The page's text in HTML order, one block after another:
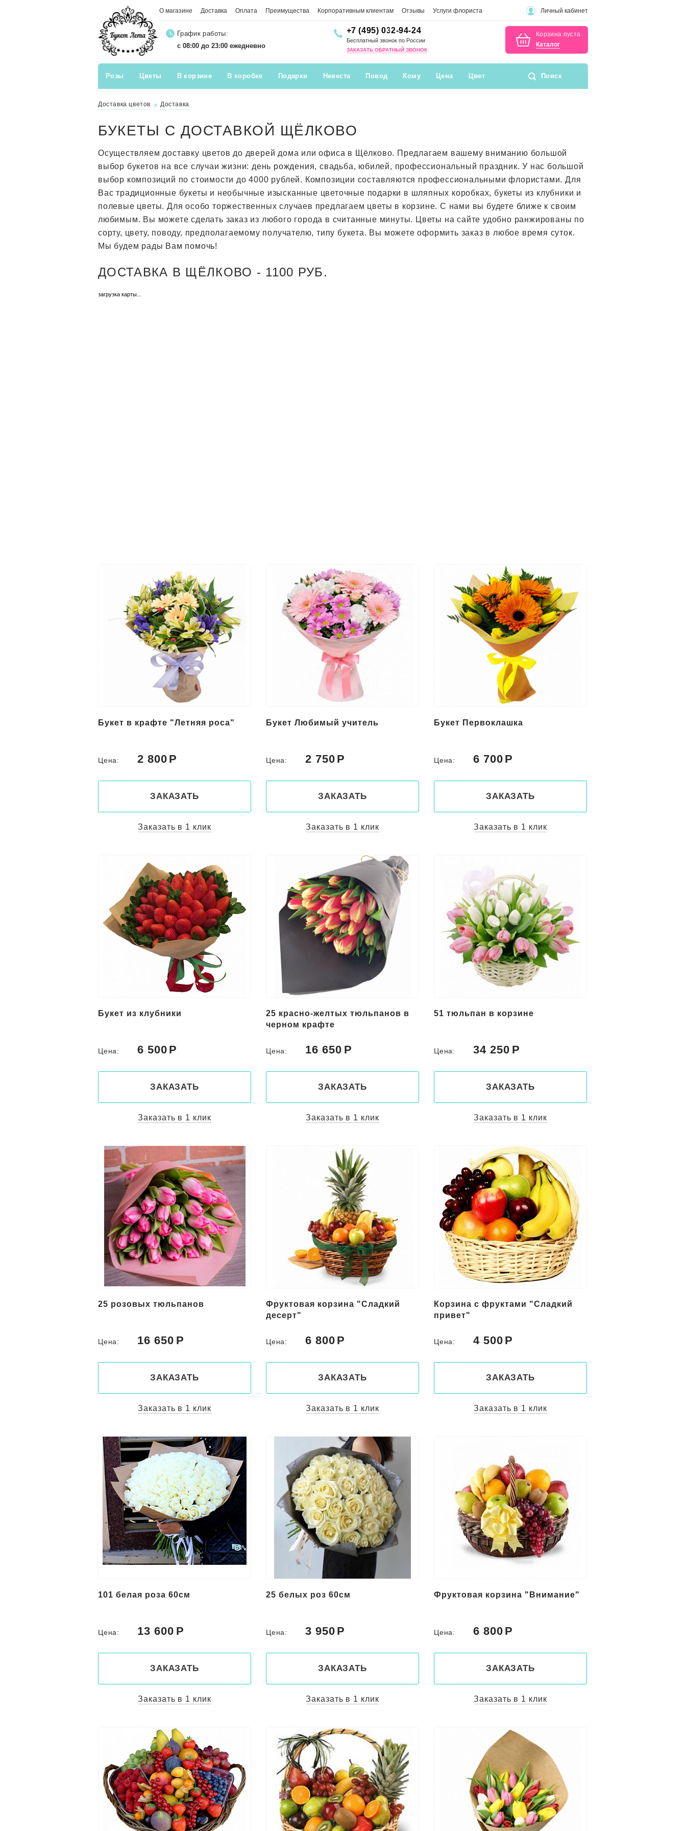
О магазине Доставка Оплата Преимущества Корпоративным клиентам Отзывы Услуги флориста Личный кабинет
График работы:
с 08:00 до 23:00 ежедневно
+7 (495) 032-94-24
Бесплатный звонок по России
ЗАКАЗАТЬ ОБРАТНЫЙ ЗВОНОК
Корзина пуста
Каталог
Розы Цветы В корзине В коробке Подарки Невеста Повод Кому Цена Цвет Поиск
Доставка цветов Доставка
БУКЕТЫ С ДОСТАВКОЙ ЩЁЛКОВО
Осуществляем доставку цветов до дверей дома или офиса в Щёлково. Предлагаем вашему вниманию большой
выбор букетов на все случаи жизни: день рождения, свадьба, юбилей, профессиональный праздник. У нас большой
выбор композиций по стоимости до 4000 рублей. Композиции составляются профессиональными флористами. Для
Вас традиционные букеты и необычные изысканные цветочные подарки в шляпных коробках, букеты из клубники и
полевые цветы. Для особо торжественных случаев предлагаем цветы в корзине. С нами вы будете ближе к своим
любимым. Вы можете сделать заказ из любого города в считанные минуты. Цветы на сайте удобно ранжированы по
сорту, цвету, поводу, предполагаемому получателю, типу букета. Вы можете оформить заказ в любое время суток.
Мы будем рады Вам помочь!
ДОСТАВКА В ЩЁЛКОВО - 1100 РУБ.
загрузка карты...
Букет в крафте "Летняя роса"
Цена: 2 800
ЗАКАЗАТЬ
Заказать в 1 клик
Букет Любимый учитель
Цена: 2 750
ЗАКАЗАТЬ
Заказать в 1 клик
Букет Первоклашка
Цена: 6 700
ЗАКАЗАТЬ
Заказать в 1 клик
Букет из клубники
Цена: 6 500
ЗАКАЗАТЬ
Заказать в 1 клик
25 красно-желтых тюльпанов в
черном крафте
Цена: 16 650
ЗАКАЗАТЬ
Заказать в 1 клик
51 тюльпан в корзине
Цена: 34 250
ЗАКАЗАТЬ
Заказать в 1 клик
25 розовых тюльпанов
Цена: 16 650
ЗАКАЗАТЬ
Заказать в 1 клик
Фруктовая корзина "Сладкий
десерт"
Цена: 6 800
ЗАКАЗАТЬ
Заказать в 1 клик
Корзина с фруктами "Сладкий
привет"
Цена: 4 500
ЗАКАЗАТЬ
Заказать в 1 клик
101 белая роза 60см
Цена: 13 600
ЗАКАЗАТЬ
Заказать в 1 клик
25 белых роз 60см
Цена: 3 950
ЗАКАЗАТЬ
Заказать в 1 клик
Фруктовая корзина "Внимание"
Цена: 6 800
ЗАКАЗАТЬ
Заказать в 1 клик